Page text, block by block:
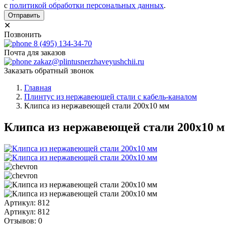
с политикой обработки персональных данных.
Отправить
✕
Позвонить
8 (495) 134-34-70
Почта для заказов
zakaz@plintusnerzhaveyushchii.ru
Заказать обратный звонок
Главная
Плинтус из нержавеющей стали с кабель-каналом
Клипса из нержавеющей стали 200х10 мм
Клипса из нержавеющей стали 200х10
Артикул: 812
Артикул: 812
Отзывов: 0